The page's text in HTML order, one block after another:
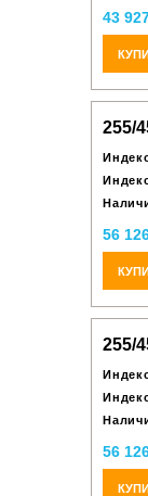
43
255/
56
255/
56